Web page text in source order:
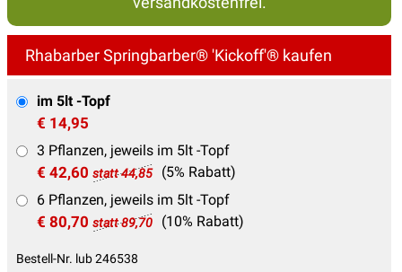
Rhabarber Springbarber® 'Kickoff'® kaufen
im 5lt -Topf
€ 14,95
3 Pflanzen, jeweils im 5lt -Topf
€ 42,60 statt 44,85
(5% Rabatt)
6 Pflanzen, jeweils im 5lt -Topf
€ 80,70 statt 89,70 (10% Rabatt)
Bestell-Nr. lub 246538